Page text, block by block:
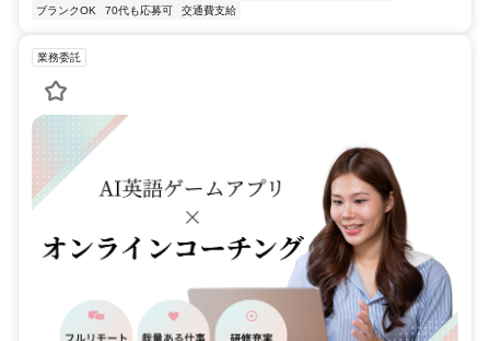
ブランクOK
70代も応募可 交通費支給
業務委託